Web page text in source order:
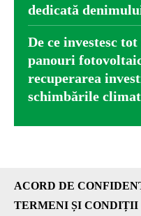
dedicată
De ce investesc
panouri
recuperarea
schimbările
ACORD DE
TERMENI ȘI CONDIȚII